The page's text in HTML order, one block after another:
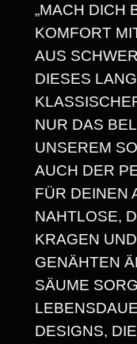
„MACH DICH
KOMFORT
AUS
DIESES
NUR DAS
UNSEREM
AUCH DER
FÜR DEINEN
NAHTLOSE,
KRAGEN
GENÄHTEN
SÄUME
DESIGNS,